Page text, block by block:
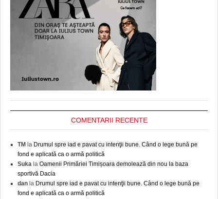
COMENTARII RECENTE
TM la Drumul spre iad e pavat cu intenţii bune. Când o lege bună pe
fond e aplicată ca o armă politică
Suka la Oamenii Primăriei Timișoara demolează din nou la baza
sportivă Dacia
dan la Drumul spre iad e pavat cu intenţii bune. Când o lege bună pe
fond e aplicată ca o armă politică